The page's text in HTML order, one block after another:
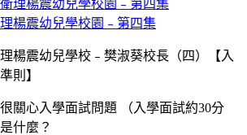
楊震幼兒學校園﹣第四集
楊震幼兒學校﹣樊淑葵校長（四）【入
則】
關心入學面試問題 （入學面試約30分
什麼？